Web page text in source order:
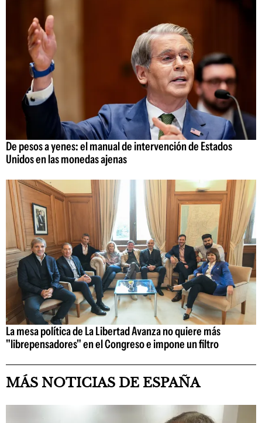
De pesos a yenes: el manual de intervención de Estados
Unidos en las monedas ajenas
La mesa política de La Libertad Avanza no quiere más
"librepensadores" en el Congreso e impone un filtro
MÁS NOTICIAS DE ESPAÑA